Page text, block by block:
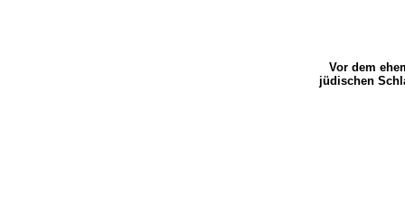
Vor dem
jüdischen